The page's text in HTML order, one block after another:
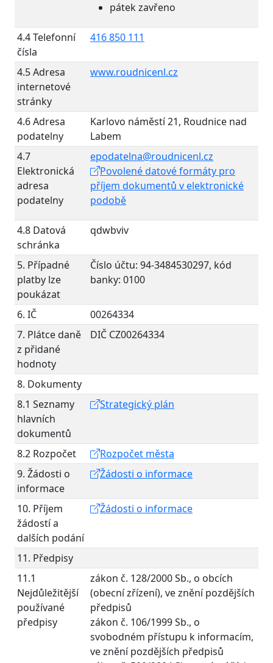
pátek zavřeno
4.4 Telefonní
čísla
416 850 111
4.5 Adresa
internetové
stránky
www.roudnicenl.cz
4.6 Adresa
podatelny
Karlovo náměstí 21, Roudnice nad
Labem
4.7
Elektronická
adresa
podatelny
epodatelna@roudnicenl.cz
Povolené datové formáty pro
příjem dokumentů v elektronické
podobě
4.8 Datová
schránka
qdwbviv
5. Případné
platby lze
poukázat
Číslo účtu: 94-3484530297, kód
banky: 0100
6. IČ
00264334
7. Plátce daně
z přidané
hodnoty
DIČ CZ00264334
8. Dokumenty
8.1 Seznamy
hlavních
dokumentů
Strategický plán
8.2 Rozpočet
Rozpočet města
9. Žádosti o
informace
Žádosti o informace
10. Příjem
žádostí a
dalších podání
Žádosti o informace
11. Předpisy
11.1
Nejdůležitější
používané
předpisy
zákon č. 128/2000 Sb., o obcích
(obecní zřízení), ve znění pozdějších
předpisů
zákon č. 106/1999 Sb., o
svobodném přístupu k informacím,
ve znění pozdějších předpisů